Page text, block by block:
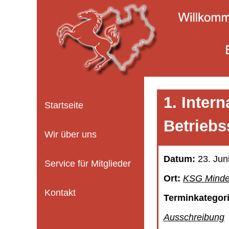
Startseite
Wir über uns
Service für Mitglieder
Kontakt
1.
Datum: 23.
Ort: KSG
Ausschreibung